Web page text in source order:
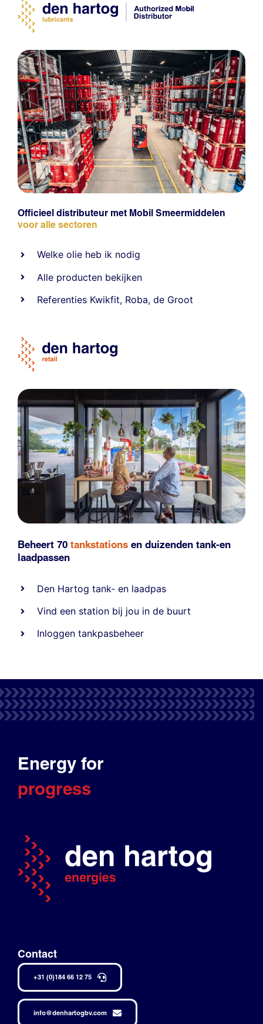
Officieel distributeur met Mobil Smeermiddelen
voor alle sectoren
Welke olie heb ik nodig
Alle producten bekijken
Referenties Kwikfit, Roba,de Groot
Beheert 70 tankstations en duizenden tank-en
laadpassen
Den Hartog tank- en laadpas
Vind een station bij jou in de buurt
Inloggen tankpasbeheer
Energy for
progress
Contact
+31 (0)184 66 12 75
info@denhartogbv.com